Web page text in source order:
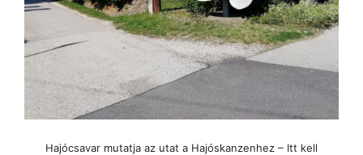
Hajócsavar mutatja az utat a Hajóskanzenhez – Itt kell